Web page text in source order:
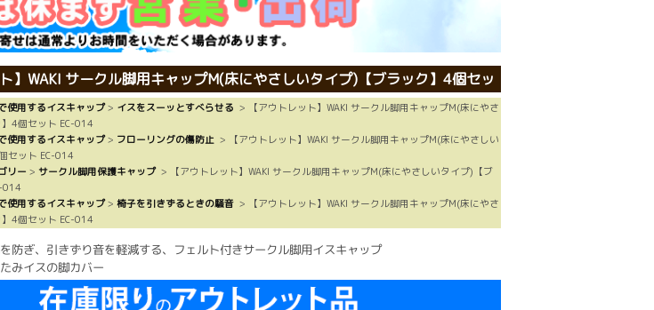
ト】WAKI サークル脚用キャップM(床にやさしいタイプ)【ブラック】4個セッ
使用するイスキャップ> イスをスーッとすべらせる > 【アウトレット】WAKI サークル脚用キャップM(床にやさ
4個セット EC-014
使用するイスキャップ> フローリングの傷防止 > 【アウトレット】WAKI サークル脚用キャップM(床にやさしい
セット EC-014
リー > サークル脚用保護キャップ> 【アウトレット】WAKI サークル脚用キャップM(床にやさしいタイプ)【ブ
014
使用するイスキャップ> 椅子を引きずるときの騒音 > 【アウトレット】WAKI サークル脚用キャップM(床にやさ
4個セット EC-014
防ぎ、引きずり音を軽減する、フェルト付きサークル脚用イスキャップ
みイスの脚カバー